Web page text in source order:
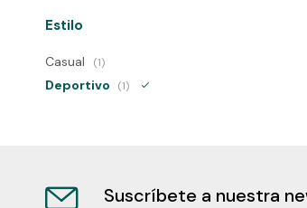
Estilo
Casual (1)
Deportivo (1)
Suscríbete a nuestra